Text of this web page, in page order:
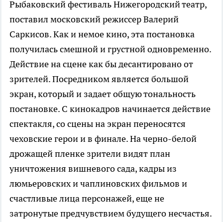
Рыбаковский фестиваль Нижегородский театр,
поставил московский режиссер Валерий
Саркисов. Как и немое кино, эта постановка
получилась смешной и грустной одновременно.
Действие на сцене как бы десантировано от
зрителей. Посредником является большой
экран, который и задает общую тональность
постановке. С кинокадров начинается действие
спектакля, со сцены на экран переносятся
чеховские герои и в финале. На черно-белой
дрожащей пленке зрители видят план
уничтожения вишневого сада, кадры из
люмьеровских и чаплиновских фильмов и
счастливые лица персонажей, еще не
затронутые предчувствием будущего несчастья.